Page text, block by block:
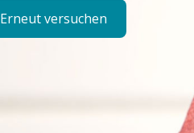
Erneut versuchen